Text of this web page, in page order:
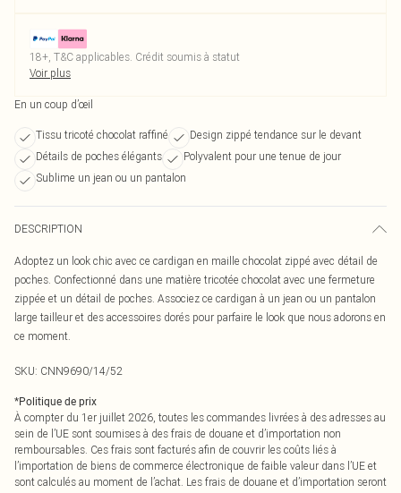
18+, T&C applicables. Crédit soumis à statut
Voir plus
En un coup d’œil
Tissu tricoté chocolat raffiné
Design zippé tendance sur le devant
Détails de poches élégants
Polyvalent pour une tenue de jour
Sublime un jean ou un pantalon
DESCRIPTION
Adoptez un look chic avec ce cardigan en maille chocolat zippé avec détail de
poches. Confectionné dans une matière tricotée chocolat avec une fermeture
zippée et un détail de poches. Associez ce cardigan à un jean ou un pantalon
large tailleur et des accessoires dorés pour parfaire le look que nous adorons en
ce moment.
SKU: CNN9690/14/52
*Politique de prix
À compter du 1er juillet 2026, toutes les commandes livrées à des adresses au
sein de l’UE sont soumises à des frais de douane et d’importation non
remboursables. Ces frais sont facturés afin de couvrir les coûts liés à
l’importation de biens de commerce électronique de faible valeur dans l’UE et
sont calculés au moment de l’achat. Les frais de douane et d’importation seront